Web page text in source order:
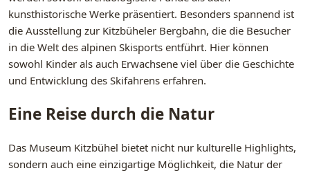
kunsthistorische Werke präsentiert. Besonders spannend ist
die Ausstellung zur Kitzbüheler Bergbahn, die die Besucher
in die Welt des alpinen Skisports entführt. Hier können
sowohl Kinder als auch Erwachsene viel über die Geschichte
und Entwicklung des Skifahrens erfahren.
Eine Reise durch die Natur
Das Museum Kitzbühel bietet nicht nur kulturelle Highlights,
sondern auch eine einzigartige Möglichkeit, die Natur der